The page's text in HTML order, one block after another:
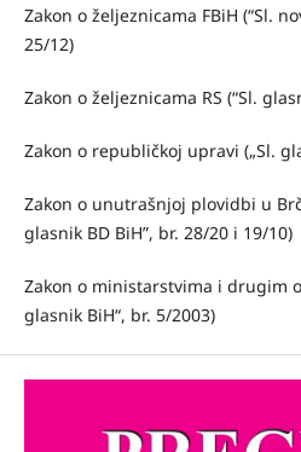
Zakon o željeznicama FBiH (“Sl.
25/12)
Zakon o željeznicama RS (“Sl.
Zakon o republičkoj upravi („Sl.
Zakon o unutrašnjoj plovidbi u
glasnik BD BiH”, br. 28/20 i 19/10)
Zakon o ministarstvima i drugim
glasnik BiH“, br. 5/2003)